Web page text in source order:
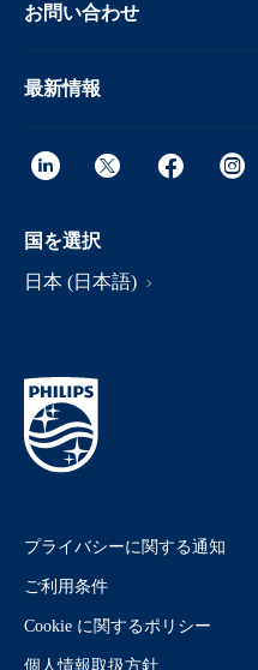
お問い合わせ
最新情報
国を選択
日本 (日本語)
プライバシーに関する通知
ご利用条件
Cookie に関するポリシー
個人情報取扱方針